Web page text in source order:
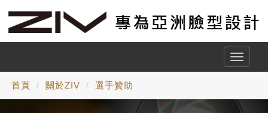
Toggle
首頁 關於ZIV 選手贊助